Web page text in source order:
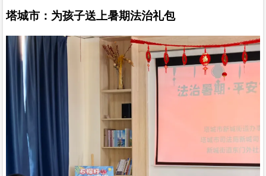
塔城市：为孩子送上暑期法治礼包